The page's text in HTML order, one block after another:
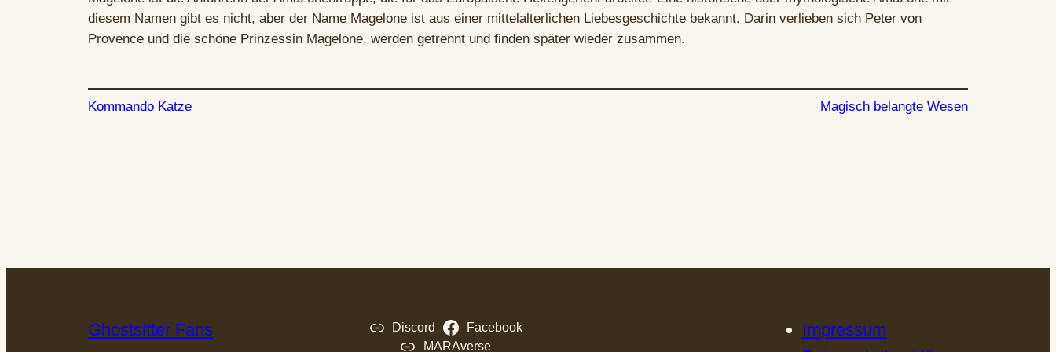
diesem Namen gibt es nicht, aber der Name Magelone ist aus einer mittelalterlichen Liebesgeschichte bekannt. Darin verlieben sich Peter von
Provence und die schöne Prinzessin Magelone, werden getrennt und finden später wieder zusammen.
Kommando Katze Magisch belangte Wesen
Ghostsitter Fans Discord
Facebook
MARAverse
Impressum